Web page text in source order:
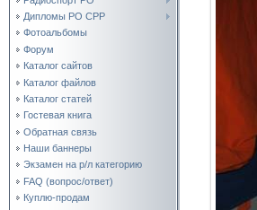
Дипломы РО СРР
Фотоальбомы
Форум
Каталог сайтов
Каталог файлов
Каталог статей
Гостевая книга
Обратная связь
Наши баннеры
Экзамен на р/л категорию
FAQ (вопрос/ответ)
Куплю-продам